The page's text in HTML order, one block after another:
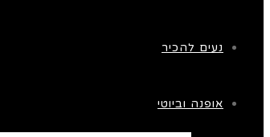
נעים להכיר
אופנה וביוטי